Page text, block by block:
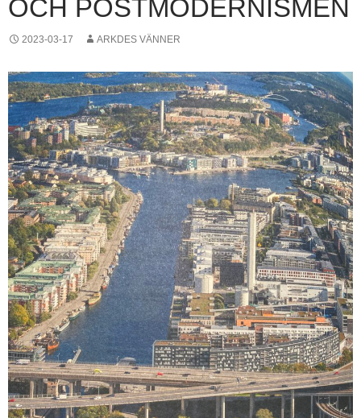
OCH POSTMODERNISMEN
2023-03-17 ARKDES VÄNNER